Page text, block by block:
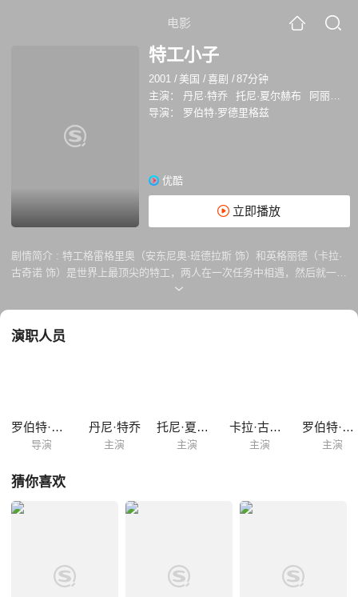
电影
特工小子
2001 / 美国 /喜剧 /87分钟
主演：
丹尼·特乔 托尼·夏尔赫布
阿丽夏·维加
导演：
罗伯特·罗德里格兹
优酷
立即播放
剧情简介 : 特工格雷格里奥（安东尼奥·班德拉斯 饰）和英格丽德（卡拉·
古奇诺 饰）是世界上最顶尖的特工，两人在一次任务中相遇，然后就一发
不可收拾的堕入了爱河，从此世界上就少...
演职人员
罗伯特·罗德里格兹
导演
丹尼·特乔
主演
托尼·夏尔赫布
主演
卡拉·古奇诺
主演
罗伯特·帕特里克
主演
猜你喜欢